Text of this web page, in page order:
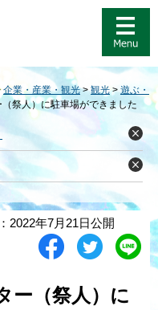
企業・産業・観光 >観光 > 遊ぶ・
祭人）に駐車場ができました
閉
じ
る
閉
じ
2022年7月21日公開
シ
す
る
ツ
ト
す
L
ー（祭人）に